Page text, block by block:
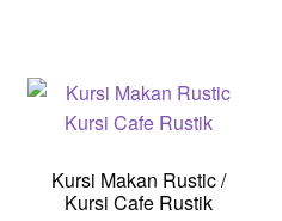
Kursi Makan Rustic /
Kursi Cafe Rustik